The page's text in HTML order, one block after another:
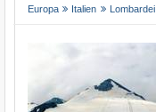
Europa Italien Lombardei